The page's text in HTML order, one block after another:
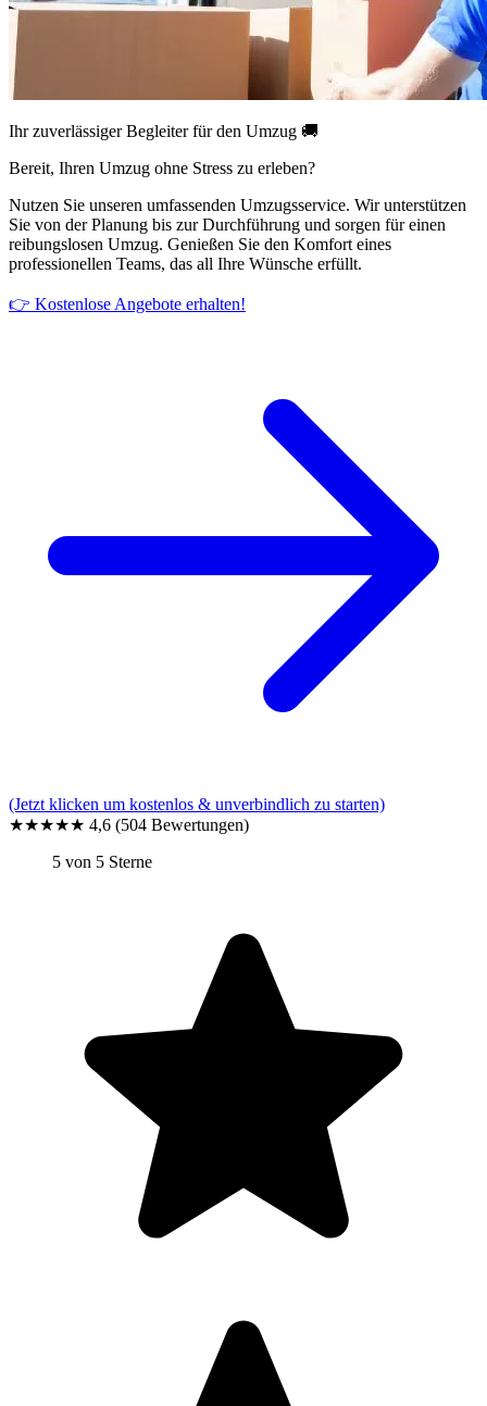
Ihr zuverlässiger Begleiter für den Umzug 🚚
Bereit, Ihren Umzug ohne Stress zu erleben?
Nutzen Sie unseren umfassenden Umzugsservice. Wir unterstützen
Sie von der Planung bis zur Durchführung und sorgen für einen
reibungslosen Umzug. Genießen Sie den Komfort eines
professionellen Teams, das all Ihre Wünsche erfüllt.
👉 Kostenlose Angebote erhalten!
(Jetzt klicken um kostenlos & unverbindlich zu starten)
★★★★★ 4,6 (504 Bewertungen)
5 von 5 Sterne